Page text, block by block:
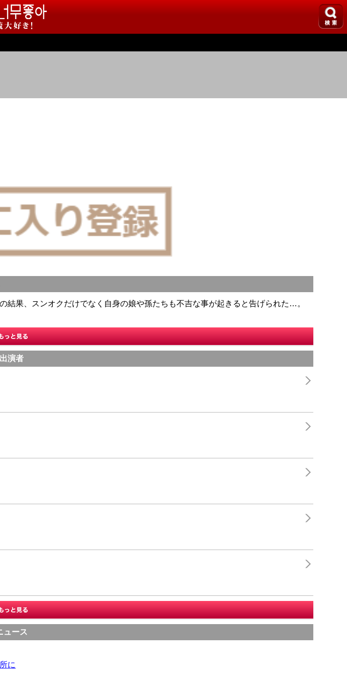
果、スンオクだけでなく自身の娘や孫たちも不吉な事が起きると告げられた…。
出演者
ュース
に